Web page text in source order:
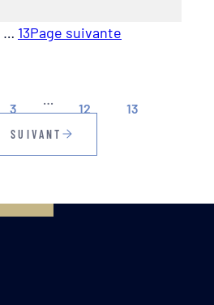
… 13Page suivante
3 12 13
SUIVANT